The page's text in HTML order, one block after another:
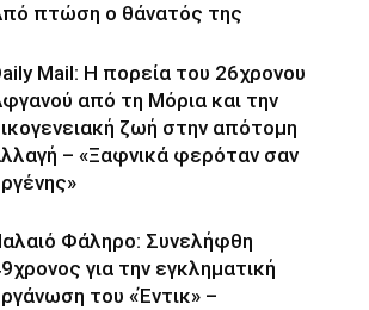
πτώση ο θάνατός της
Mail: Η πορεία του 26χρονου
από τη Μόρια και την
ζωή στην απότομη
– «Ξαφνικά φερόταν σαν
Φάληρο: Συνελήφθη
για την εγκληματική
του «Έντικ» –